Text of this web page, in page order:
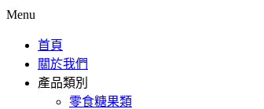
Menu
首頁
關於我們
產品類別
零食糖果類